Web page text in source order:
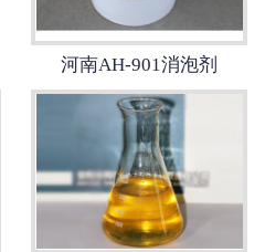
河南同利热能
河南AH-901消泡剂